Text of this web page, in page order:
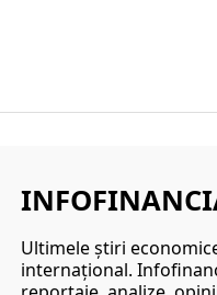
Ultimele ştiri
internaţional.